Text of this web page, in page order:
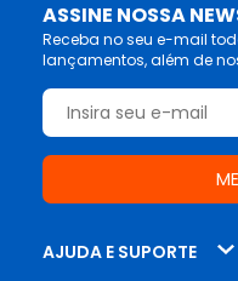
ASSINE NOSSA
Receba no seu e-mail
lançamentos, além de
AJUDA E SUPORTE